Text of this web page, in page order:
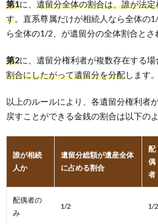
第1に、 遺留分全体の割合は、誰が法
す。直系尊属だけが相続人なら全体の
ら全体の1/2、が遺留分の全体割合とさ
第2に、遺留分権利者が複数存在する場
割合にしたがって遺留分を分配します。
以上のルールにより、各遺留分権利者
戻すことができる金銭の割合は以下の
誰が相続
人か
遺留分総額が遺産全体
に占める割合
配
偶
者
配偶者の
み
1/2 1/2